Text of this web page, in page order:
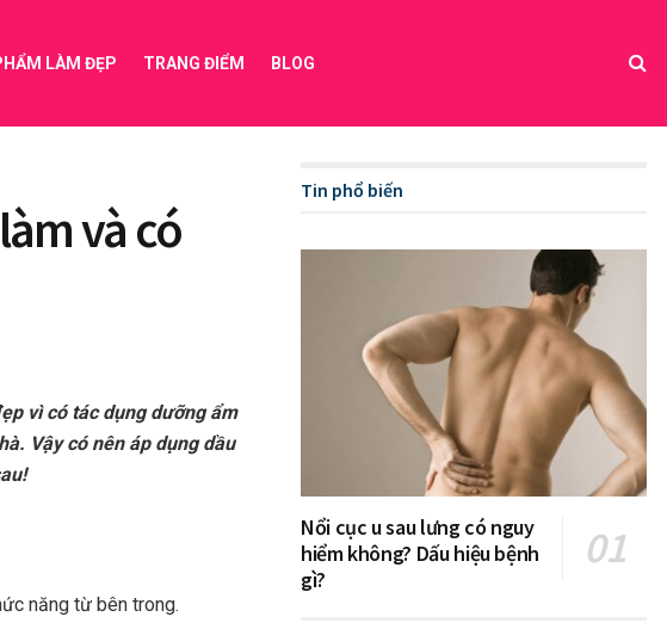
LÀM ĐẸP TRANG ĐIỂM BLOG
và có
vì có tác dụng dưỡng ẩm
Vậy có nên áp dụng dầu
năng từ bên trong.
Tin phổ biến
Nổi cục u sau lưng có nguy
hiểm không? Dấu hiệu bệnh
gì?